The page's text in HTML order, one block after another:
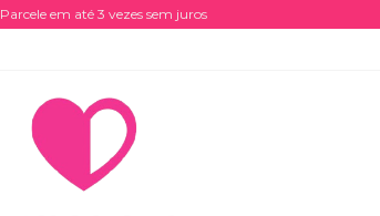
Parcele em até 3 vezes sem juros